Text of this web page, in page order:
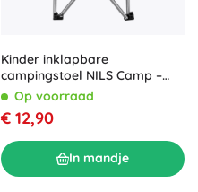
Kinder inklapbare
campingstoel NILS Camp –
aapOp voorraad
€ 12,90
In mandje